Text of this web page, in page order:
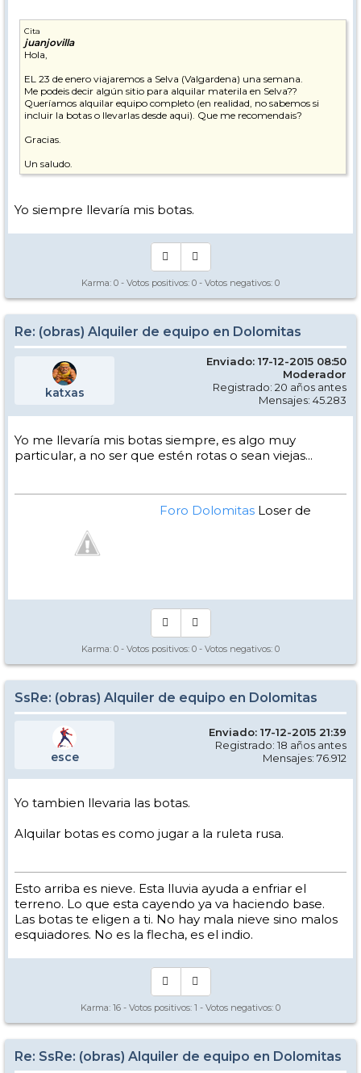
Cita
juanjovilla
Hola,
EL 23 de enero viajaremos a Selva (Valgardena) una semana.
Me podeis decir algún sitio para alquilar materila en Selva??
Queríamos alquilar equipo completo (en realidad, no sabemos si
incluir la botas o llevarlas desde aqui). Que me recomendais?
Gracias.
Un saludo.
Yo siempre llevaría mis botas.
Karma: 0 - Votos positivos: 0 - Votos negativos: 0
Re: (obras) Alquiler de equipo en Dolomitas
katxas
Enviado: 17-12-2015 08:50
Moderador
Registrado: 20 años antes
Mensajes: 45.283
Yo me llevaría mis botas siempre, es algo muy
particular, a no ser que estén rotas o sean viejas...
Foro DolomitasLoser de
Karma: 0 - Votos positivos: 0 - Votos negativos: 0
SsRe: (obras) Alquiler de equipo en Dolomitas
esce
Enviado: 17-12-2015 21:39
Registrado: 18 años antes
Mensajes: 76.912
Yo tambien llevaria las botas.
Alquilar botas es como jugar a la ruleta rusa.
Esto arriba es nieve. Esta lluvia ayuda a enfriar el
terreno. Lo que esta cayendo ya va haciendo base.
Las botas te eligen a ti. No hay mala nieve sino malos
esquiadores. No es la flecha, es el indio.
Karma: 16 - Votos positivos: 1 - Votos negativos: 0
Re: SsRe: (obras) Alquiler de equipo en Dolomitas